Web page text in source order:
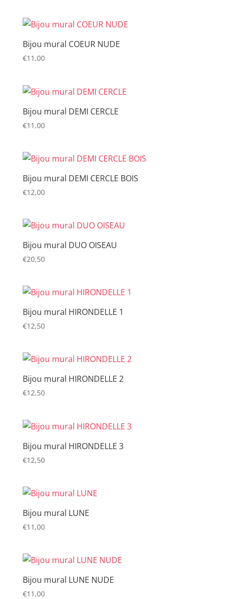
Bijou mural COEUR NUDE
€11,00
Bijou mural DEMI CERCLE
€11,00
Bijou mural DEMI CERCLE BOIS
€12,00
Bijou mural DUO OISEAU
€20,50
Bijou mural HIRONDELLE 1
€12,50
Bijou mural HIRONDELLE 2
€12,50
Bijou mural HIRONDELLE 3
€12,50
Bijou mural LUNE
€11,00
Bijou mural LUNE NUDE
€11,00